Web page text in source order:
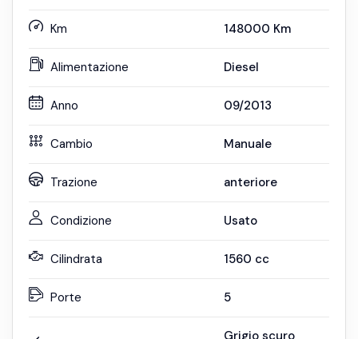
Km 148000 Km
Alimentazione Diesel
Anno 09/2013
Cambio Manuale
Trazione anteriore
Condizione Usato
Cilindrata 1560 cc
Porte 5